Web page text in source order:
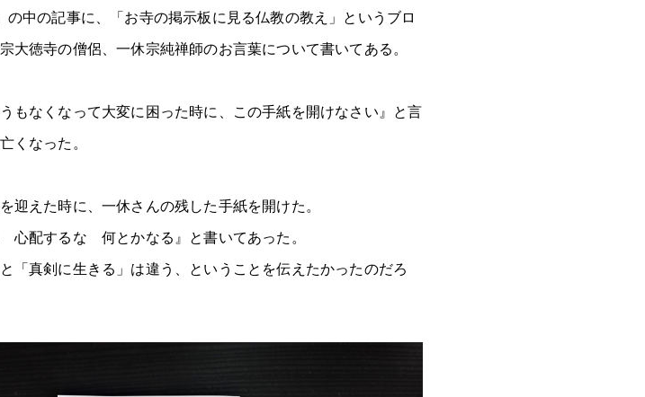
の中の記事に、「お寺の掲示板に見る仏教の教え」というブロ
大徳寺の僧侶、一休宗純禅師のお言葉について書いてある。
もなくなって大変に困った時に、この手紙を開けなさい』と言
くなった。
迎えた時に、一休さんの残した手紙を開けた。
心配するな 何とかなる』と書いてあった。
「真剣に生きる」は違う、ということを伝えたかったのだろ